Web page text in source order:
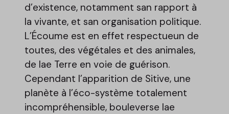
d’existence, notamment san rapport à
la vivante, et san organisation politique.
L’Écoume est en effet respectueun de
toutes, des végétales et des animales,
de lae Terre en voie de guérison.
Cependant l’apparition de Sitive, une
planète à l’éco-système totalement
incompréhensible, bouleverse lae